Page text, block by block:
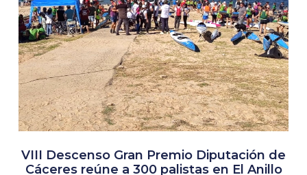
VIII Descenso Gran Premio Diputación de
Cáceres reúne a 300 palistas en El Anillo